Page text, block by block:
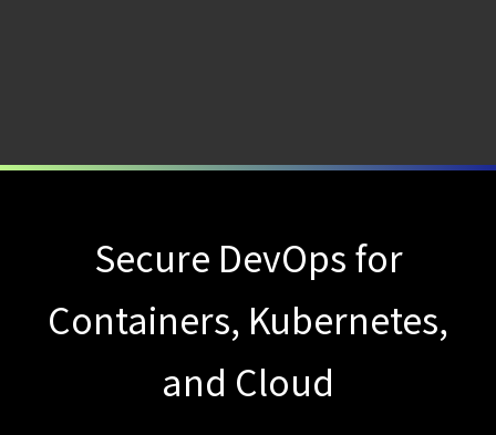
Posture
Managementの全体像
【ブログ】
の進化：
Secure DevOps for
Containers, Kubernetes,
and Cloud